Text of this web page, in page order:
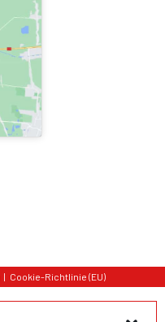
Cookie-Richtlinie (EU)